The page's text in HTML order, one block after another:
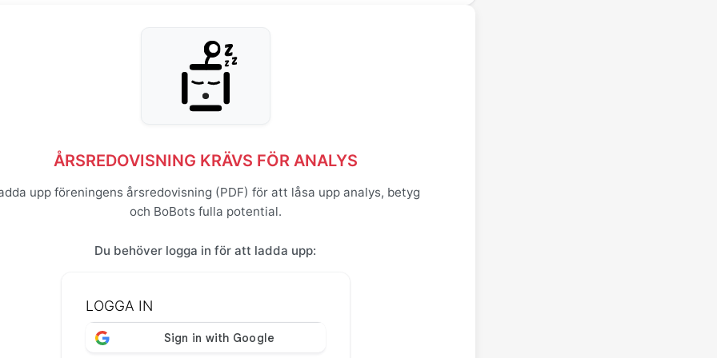
ÅRSREDOVISNING KRÄVS FÖR ANALYS
upp föreningens årsredovisning (PDF) för att låsa upp analys, betyg
och BoBots fulla potential.
Du behöver logga in för att ladda upp:
LOGGA IN